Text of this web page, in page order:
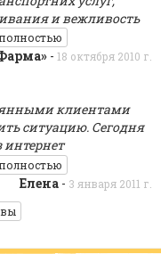
и вежливость
- 18 октября 2010 г.
клиентами
ситуацию. Сегодня
интернет
Елена - 3 января 2011 г.